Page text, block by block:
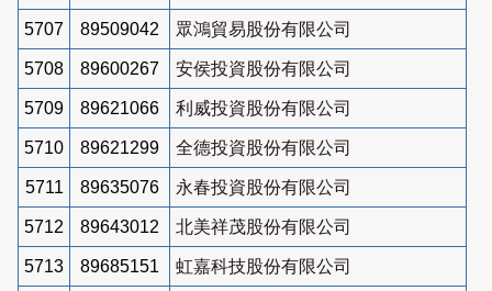
5707 89509042 眾鴻貿易股份有限公司
5708 89600267 安侯投資股份有限公司
5709 89621066 利威投資股份有限公司
5710 89621299 全德投資股份有限公司
5711 89635076 永春投資股份有限公司
5712 89643012 北美祥茂股份有限公司
5713 89685151 虹嘉科技股份有限公司